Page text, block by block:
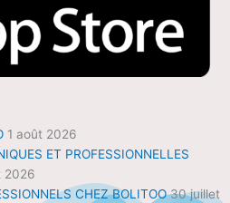
1 août 2026
ET PROFESSIONNELLES
2026
CHEZ BOLITOO 30 juillet